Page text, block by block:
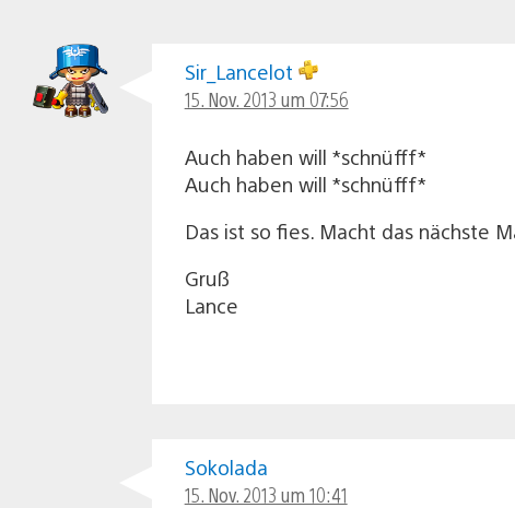
Sir_Lancelot
15. Nov. 2013 um 07:56
Auch haben will *schnüfff*
Auch haben will *schnüfff*
Das ist so fies. Macht das nächste
Gruß
Lance
Sokolada
15. Nov. 2013 um 10:41